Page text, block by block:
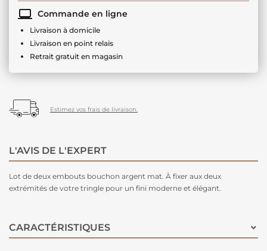
Commande en ligne
Livraison à domicile
Livraison en point relais
Retrait gratuit en magasin
Estimez vos frais de livraison.
L'AVIS DE L'EXPERT
Lot de deux embouts bouchon argent mat. À fixer aux deux
extrémités de votre tringle pour un fini moderne et élégant.
CARACTÉRISTIQUES